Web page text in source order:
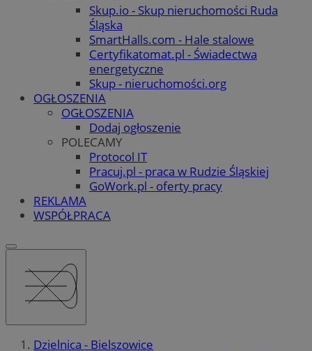
Skup.io - Skup nieruchomości Ruda
Śląska
SmartHalls.com - Hale stalowe
Certyfikatomat.pl - Świadectwa
energetyczne
Skup - nieruchomości.org
OGŁOSZENIA
OGŁOSZENIA
Dodaj ogłoszenie
POLECAMY
Protocol IT
Pracuj.pl - praca w Rudzie Śląskiej
GoWork.pl - oferty pracy
REKLAMA
WSPÓŁPRACA
Dzielnica - Bielszowice